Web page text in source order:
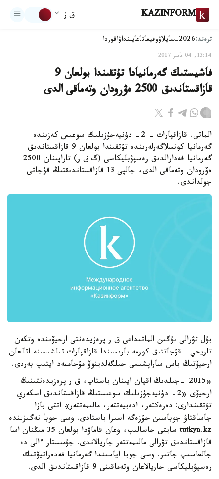
KAZINFORM ق ز
ترەند:2026-سايلاۋ وقيعاتاعايىنداۋاقوردا
13:14, 04 مامىر 2017
فاشيستىك گەرمانيادا تۇتقىندا بولعان 9
قازاقستاندىق 2500 ەۋرودان وتەماقى الدى
الماتى. قازاقپارات - 2- دۇنيەجۇزىلىك سوعىس كەزىندە
گەرمانيا كونسلاگەرلەرىندە تۇتقىندا بولعان 9 قازاقستاندىق
گەرمانيا فەدارالدىق رەسپۋبليكاسى (گ ف ر) تاراپىنان 2500
ەۆرودان وتەماقى الدى، جالپى 13 قازاقستاندىقتىڭ قۇجاتى
جولداندى.
بۇل تۋرالى بۇگىن الماتىداعى ق ر پرەزيدەنتى ارحيۆىندە وتكەن
تاريحي- قۇجاتتىق كورمە بارىسىندا قازاقپارات تىلشىسىنە اتالعان
ارحيۆتىڭ باس ساراپشىسى جىلگەلدينوۆ مۇحاممەد ايتىپ بەردى.
«2015 -جىلدىڭ اقپان ايىنان باستاپ، ق ر پرەزيدەنتىنىڭ
ارحيۆى «2- دۇنيەجۇزىلىك سوعىستىڭ قازاقستاندىق اسكەري
تۇتقىندارى: دەرەكتەر، ادەبيەتتەر، مالىمەتتەر» اتتى بازا
جاساقتاۋ جوباسىن جۇزەگە اسىرا باستادى. وسى جوبا نەگىزىندە
tutkyn.kz سايتى جاسالىپ، وعان قاماۋدا بولعان 35 مىڭنان اسا
قازاقستاندىق تۋرالى مالىمەتتەر جاريالاندى. جۇمىستار ءالى دە
جالعاسىپ جاتىر. وسى جوبا اياسىندا گەرمانيا فەدەراتيۆتىك
رەسپۋبليكاسى جاريالاعان وتەماقىنى 9 قازاقستاندىق الدى.